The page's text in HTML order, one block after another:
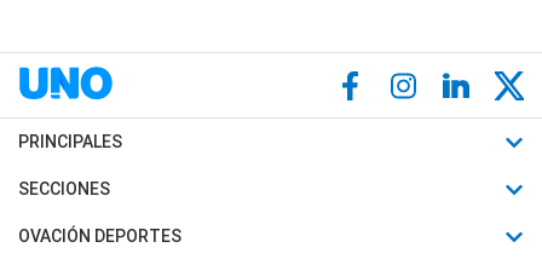
PRINCIPALES
Últimas Noticias
Política
SECCIONES
Horóscopo
OVACIÓN DEPORTES